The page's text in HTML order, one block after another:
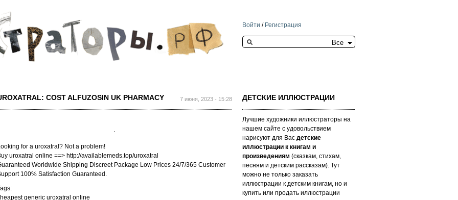
Войти / Регистрация
Search this site
7 июня, 2023 - 15:28
COST ALFUZOSIN UK PHARMACY
for a uroxatral? Not a problem!
uroxatral online ==> http://availablemeds.top/uroxatral
Worldwide Shipping Discreet Package Low Prices 24/7/365 Customer
100% Satisfaction Guaranteed.
generic uroxatral online
ДЕТСКИЕ ИЛЛЮСТРАЦИИ
Лучшие художники иллюстраторы на
нашем сайте с удовольствием
нарисуют для Вас детские
иллюстрации к книгам и
произведениям (сказкам, стихам,
песням и детским рассказам). Тут
можно не только заказать
иллюстрации к детским книгам, но и
купить или продать иллюстрации